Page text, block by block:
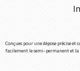
Conçues pour une dépose précise
facilement le semi-permanent et la